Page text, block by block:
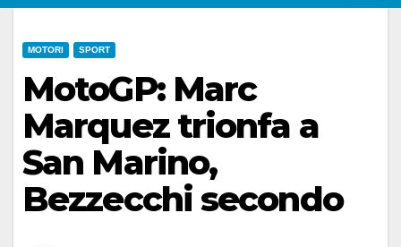
MOTORI SPORT
MotoGP: Marc
Marquez trionfa a
San Marino,
Bezzecchi secondo